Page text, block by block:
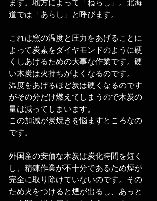
ます。地方によって「ねらし」。北海
道では「あらし」と呼びます。
これは窯の温度と圧力をあげることに
よって炭素をダイヤモンドのように硬
くしあげるための大事な作業です。硬
い木炭は火持ちがよくなるのです。
温度をあげるほど炭は硬くなるのです
がその分だけ燃えてしまうので木炭の
量は減ってしまいます。
この加減が炭焼きを悩ますところなの
です。
外国産の安価な木炭は炭化時間を短く
し、精錬作業が不十分であるため煙が
完全に取り除けていないのです。その
ため火をつけると煙が出るし、あっと